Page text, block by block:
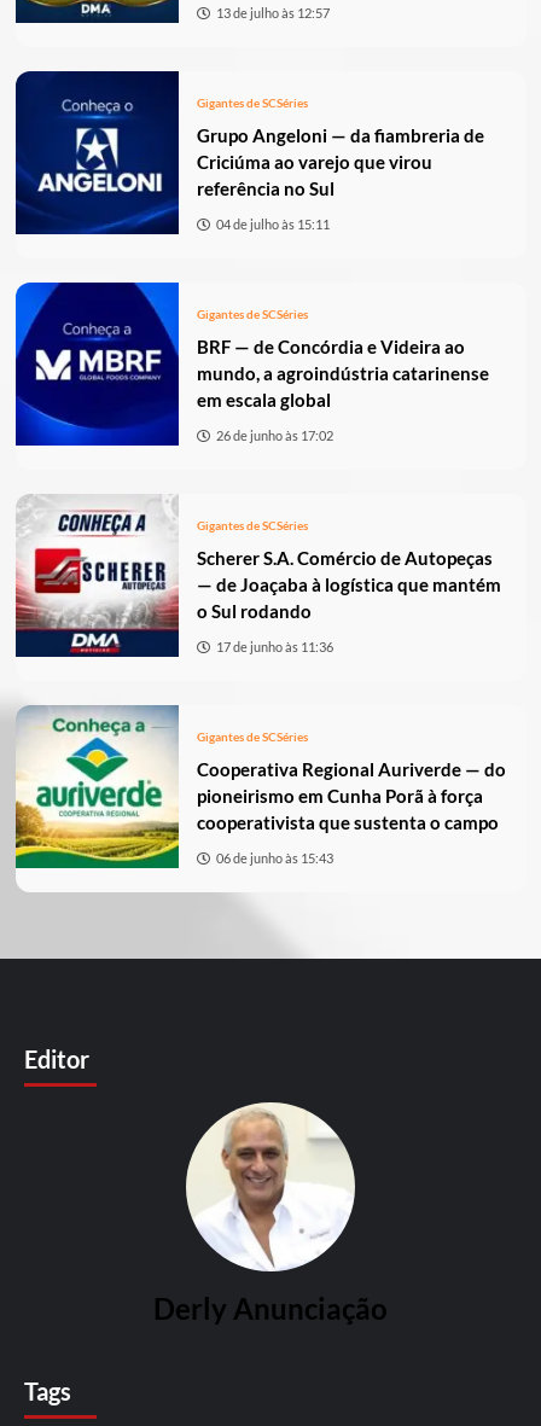
13 de julho às 12:57
Gigantes de SCSéries
Grupo Angeloni — da fiambreria de
Criciúma ao varejo que virou
referência no Sul
04 de julho às 15:11
Gigantes de SCSéries
BRF — de Concórdia e Videira ao
mundo, a agroindústria catarinense
em escala global
26 de junho às 17:02
Gigantes de SCSéries
Scherer S.A. Comércio de Autopeças
— de Joaçaba à logística que mantém
o Sul rodando
17 de junho às 11:36
Gigantes de SCSéries
Cooperativa Regional Auriverde — do
pioneirismo em Cunha Porã à força
cooperativista que sustenta o campo
06 de junho às 15:43
Editor
Derly Anunciação
Tags